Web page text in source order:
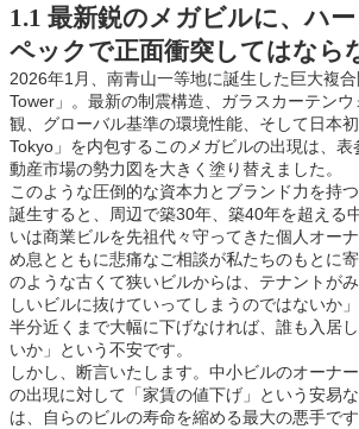
1.1 最新鋭のメガビルに、ハ
ペックで正面衝突してはなら
2026年1月、南青山一等地に誕生した巨大複
Tower」。最新の制震構造、ガラスカーテン
観、グローバル基準の環境性能、そして日本
Tokyo」を内包するこのメガビルの出現は、
動産市場の勢力図を大きく塗り替えました。
このような圧倒的な資本力とブランド力を持
誕生すると、周辺で築30年、築40年を超える
いは商業ビルを先祖代々守ってきた個人オー
め息とともに悲痛なご相談が私たちのもとに
のような古くて狭いビルからは、テナントが
しいビルに抜けていってしまうのではないか
半分近くまで大幅に下げなければ、誰も入居
いか」という不安です。
しかし、断言いたします。中小ビルのオーナ
の出現に対して「家賃の値下げ」という安易
は、自らのビルの寿命を縮める最大の悪手で